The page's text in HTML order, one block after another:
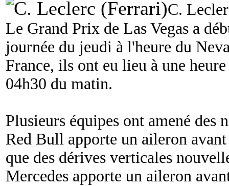
C.
Le Grand Prix de Las Vegas a
journée du jeudi à l'heure du
France, ils ont eu lieu à une
04h30 du matin.
Plusieurs équipes ont amené des
Red Bull apporte un aileron
que des dérives verticales
Mercedes apporte un aileron